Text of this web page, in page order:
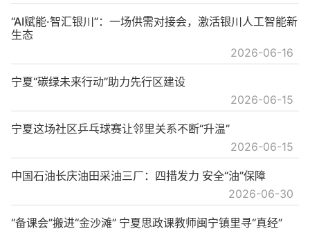
2026-06-16
“AI赋能·智汇银川”：一场供需对接会，激活银川人工智能新
生态
2026-06-15
宁夏“碳绿未来行动”助力先行区建设
2026-06-15
宁夏这场社区乒乓球赛让邻里关系不断“升温”
2026-06-30
中国石油长庆油田采油三厂：四措发力 安全“油”保障
“备课会”搬进“金沙滩” 宁夏思政课教师闽宁镇里寻“真经”